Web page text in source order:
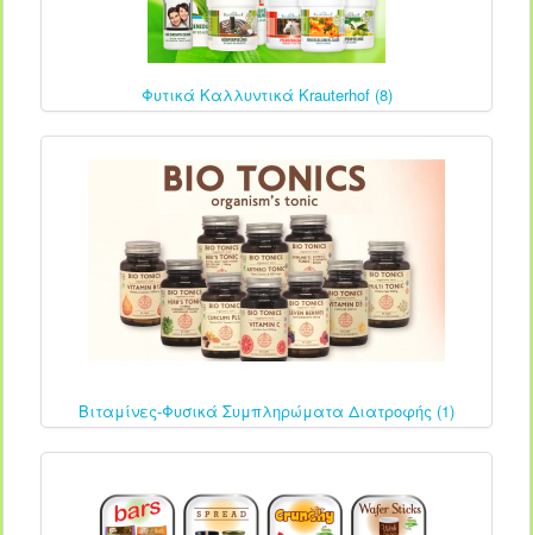
Φυτικά Καλλυντικά Krauterhof (8)
Βιταμίνες-Φυσικά Συμπληρώματα Διατροφής (1)